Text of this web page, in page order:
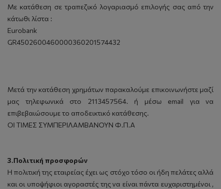
Με κατάθεση σε τραπεζικό λογαριασμό επιλογής σας από την
κάτωθι λίστα :
Eurobank
GR4502600460000360201574432
Μετά την κατάθεση χρημάτων παρακαλούμε επικοινωνήστε μαζί
μας τηλεφωνικά στο 2113457564. ή μέσω email για να
επιβεβαιώσουμε το αποδεικτικό κατάθεσης.
OI ΤΙΜΕΣ ΣΥΜΠΕΡΙΛΑΜΒΑΝΟΥΝ Φ.Π.Α
3.Πολιτική προσφορών
Η πολιτική της εταιρείας έχει ως στόχο τόσο οι ήδη πελάτες αλλά
και οι υποψήφιοι αγοραστές της να είναι πάντα ευχαριστημένοι ,